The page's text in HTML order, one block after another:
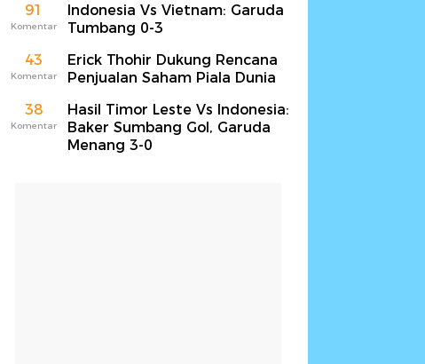
91
Komentar
Indonesia Vs Vietnam: Garuda
Tumbang 0-3
43
Komentar
Erick Thohir Dukung Rencana
Penjualan Saham Piala Dunia
38
Komentar
Hasil Timor Leste Vs Indonesia:
Baker Sumbang Gol, Garuda
Menang 3-0